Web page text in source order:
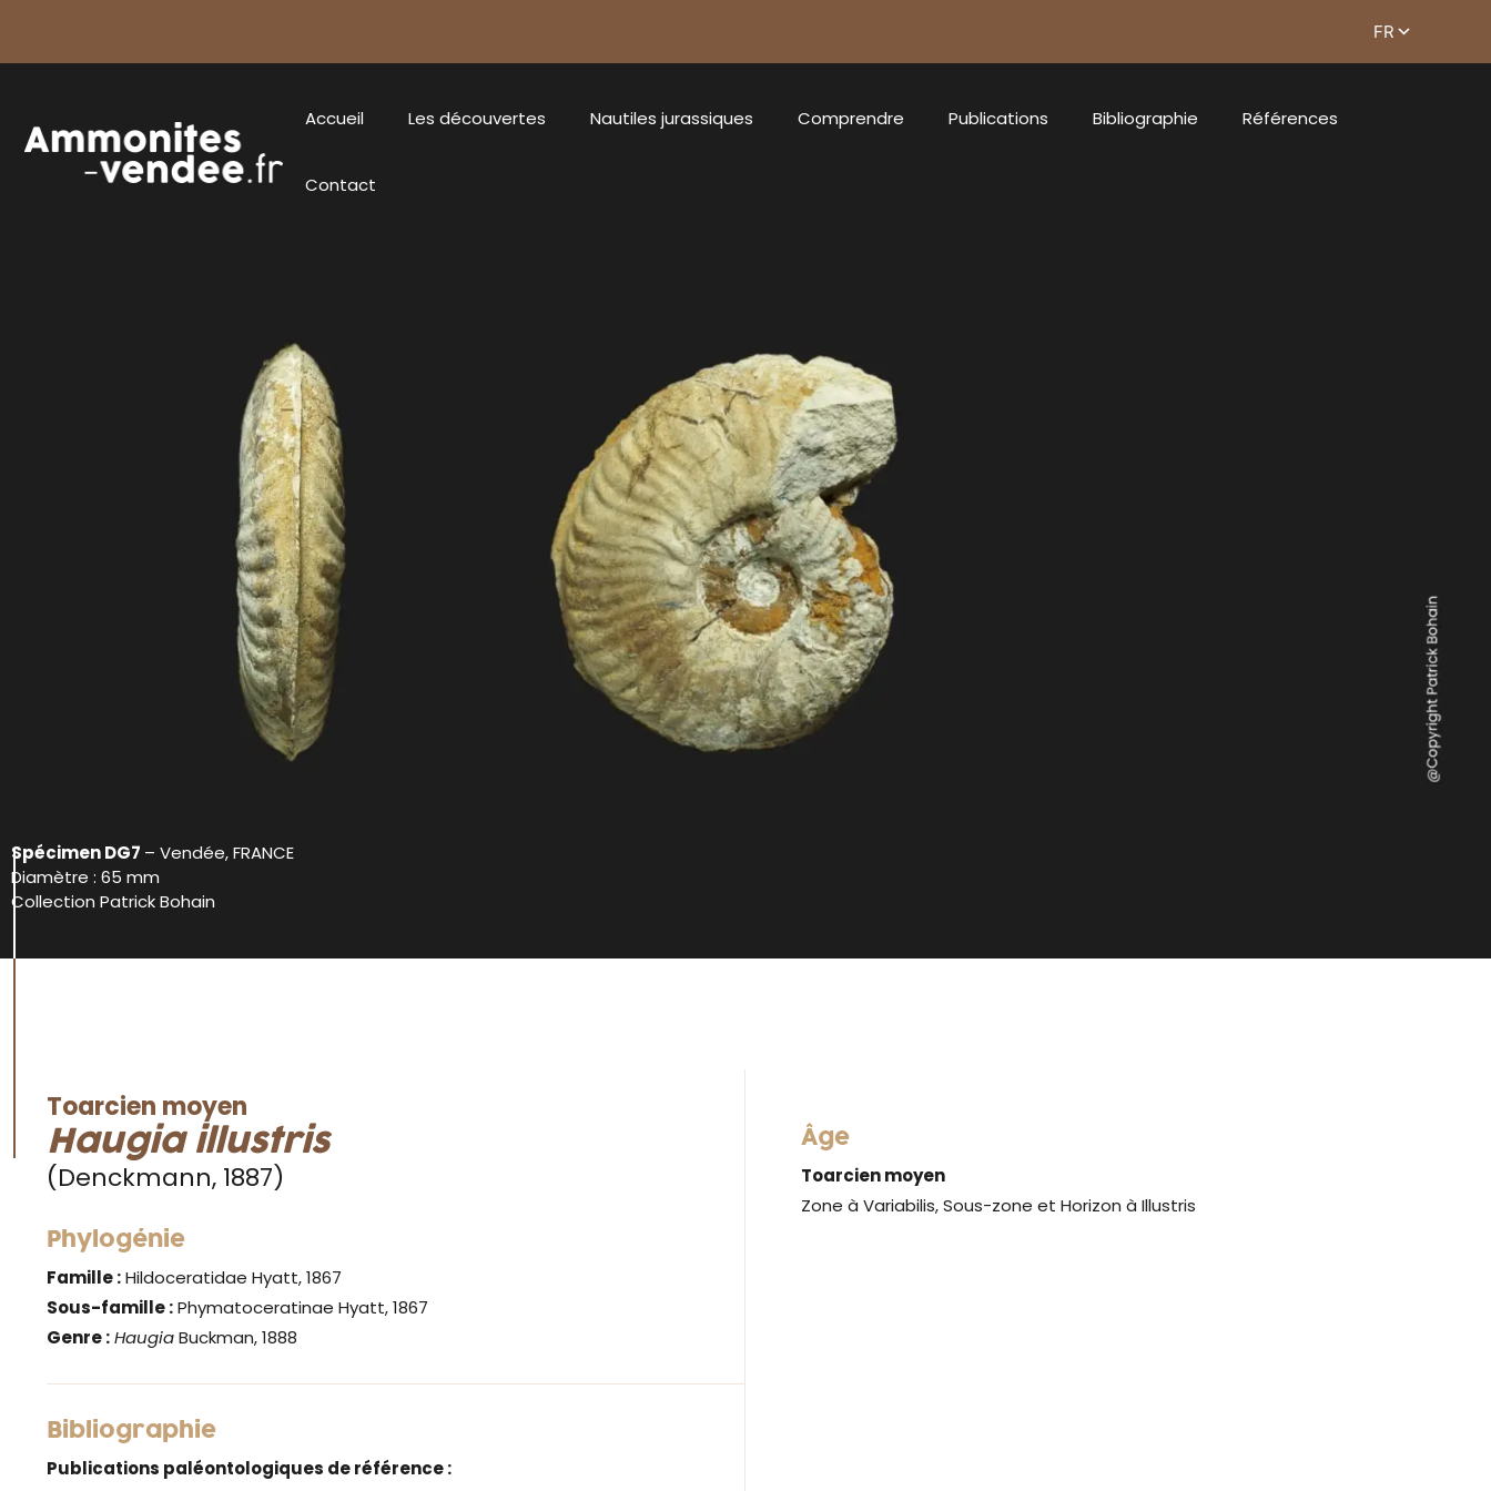
Accueil Les découvertes Nautiles jurassiques Comprendre Publications Bibliographie Références
Contact
Spécimen DG7 – Vendée, FRANCE
Diamètre : 65 mm
Collection Patrick Bohain
Toarcien moyen
Haugia illustris
(Denckmann, 1887)
Phylogénie
Famille :Hildoceratidae Hyatt, 1867
Sous-famille :Phymatoceratinae Hyatt, 1867
Genre :HaugiaBuckman, 1888
Bibliographie
Publications paléontologiques de référence :
Âge
Toarcien moyen
Zone à Variabilis, Sous-zone et Horizon à Illustris